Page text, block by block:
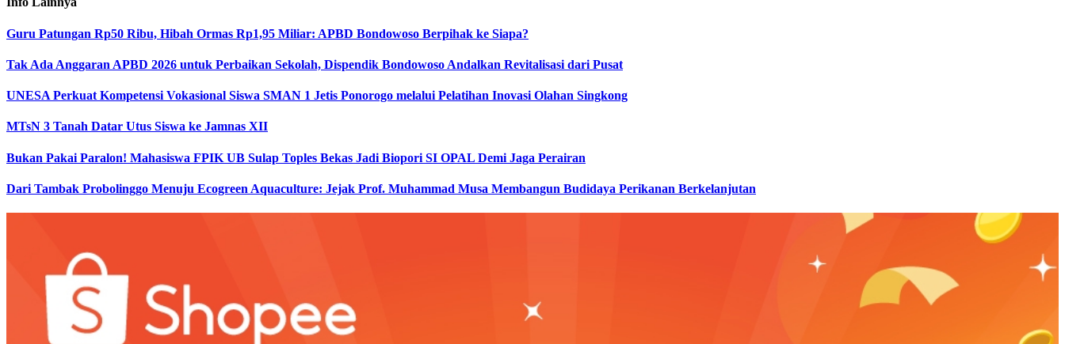
Guru Patungan Rp50 Ribu, Hibah Ormas Rp1,95 Miliar: APBD Bondowoso Berpihak ke Siapa?
Tak Ada Anggaran APBD 2026 untuk Perbaikan Sekolah, Dispendik Bondowoso Andalkan Revitalisasi dari Pusat
UNESA Perkuat Kompetensi Vokasional Siswa SMAN 1 Jetis Ponorogo melalui Pelatihan Inovasi Olahan Singkong
MTsN 3 Tanah Datar Utus Siswa ke Jamnas XII
Bukan Pakai Paralon! Mahasiswa FPIK UB Sulap Toples Bekas Jadi Biopori SI OPAL Demi Jaga Perairan
Dari Tambak Probolinggo Menuju Ecogreen Aquaculture: Jejak Prof. Muhammad Musa Membangun Budidaya Perikanan Berkelanjutan